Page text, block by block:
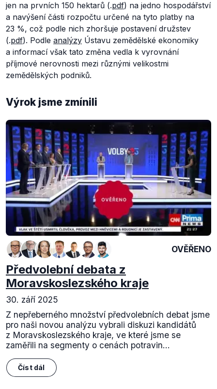
jen na prvních 150 hektarů (.pdf) na jedno hospodářství
a navýšení části rozpočtu určené na tyto platby na
23 %, což podle nich zhoršuje postavení družstev
(.pdf). Podle analýzy Ústavu zemědělské ekonomiky
a informací však tato změna vedla k vyrovnání
příjmové nerovnosti mezi různými velikostmi
zemědělských podniků.
Výrok jsme zmínili
OVĚŘENO
Předvolební debata z
Moravskoslezského kraje
30. září 2025
Z nepřeberného množství předvolebních debat jsme
pro naši novou analýzu vybrali diskuzi kandidátů
z Moravskoslezského kraje, ve které jsme se
zaměřili na segmenty o cenách potravin...
Číst dál